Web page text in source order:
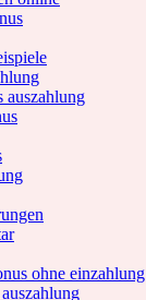
auszahlung
ohne einzahlung